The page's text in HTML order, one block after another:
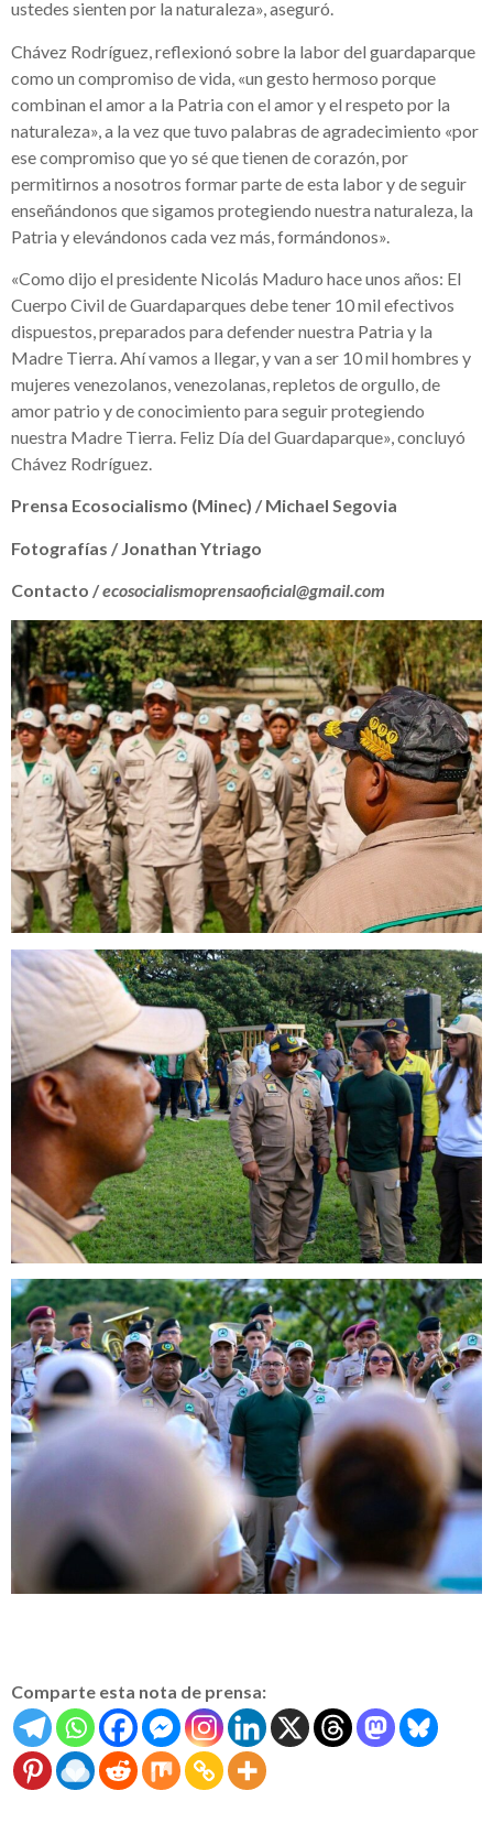
ustedes sienten por la naturaleza», aseguró.
Chávez Rodríguez, reflexionó sobre la labor del guardaparque
como un compromiso de vida, «un gesto hermoso porque
combinan el amor a la Patria con el amor y el respeto por la
naturaleza», a la vez que tuvo palabras de agradecimiento «por
ese compromiso que yo sé que tienen de corazón, por
permitirnos a nosotros formar parte de esta labor y de seguir
enseñándonos que sigamos protegiendo nuestra naturaleza, la
Patria y elevándonos cada vez más, formándonos».
«Como dijo el presidente Nicolás Maduro hace unos años: El
Cuerpo Civil de Guardaparques debe tener 10 mil efectivos
dispuestos, preparados para defender nuestra Patria y la
Madre Tierra. Ahí vamos a llegar, y van a ser 10 mil hombres y
mujeres venezolanos, venezolanas, repletos de orgullo, de
amor patrio y de conocimiento para seguir protegiendo
nuestra Madre Tierra. Feliz Día del Guardaparque», concluyó
Chávez Rodríguez.
Prensa Ecosocialismo (Minec) / Michael Segovia
Fotografías / Jonathan Ytriago
Contacto /ecosocialismoprensaoficial@gmail.com
Comparte esta nota de prensa: